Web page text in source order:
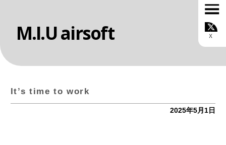
MIUについて
ルール
M.I.U airsoft
It’s time to work
2025年5月1日